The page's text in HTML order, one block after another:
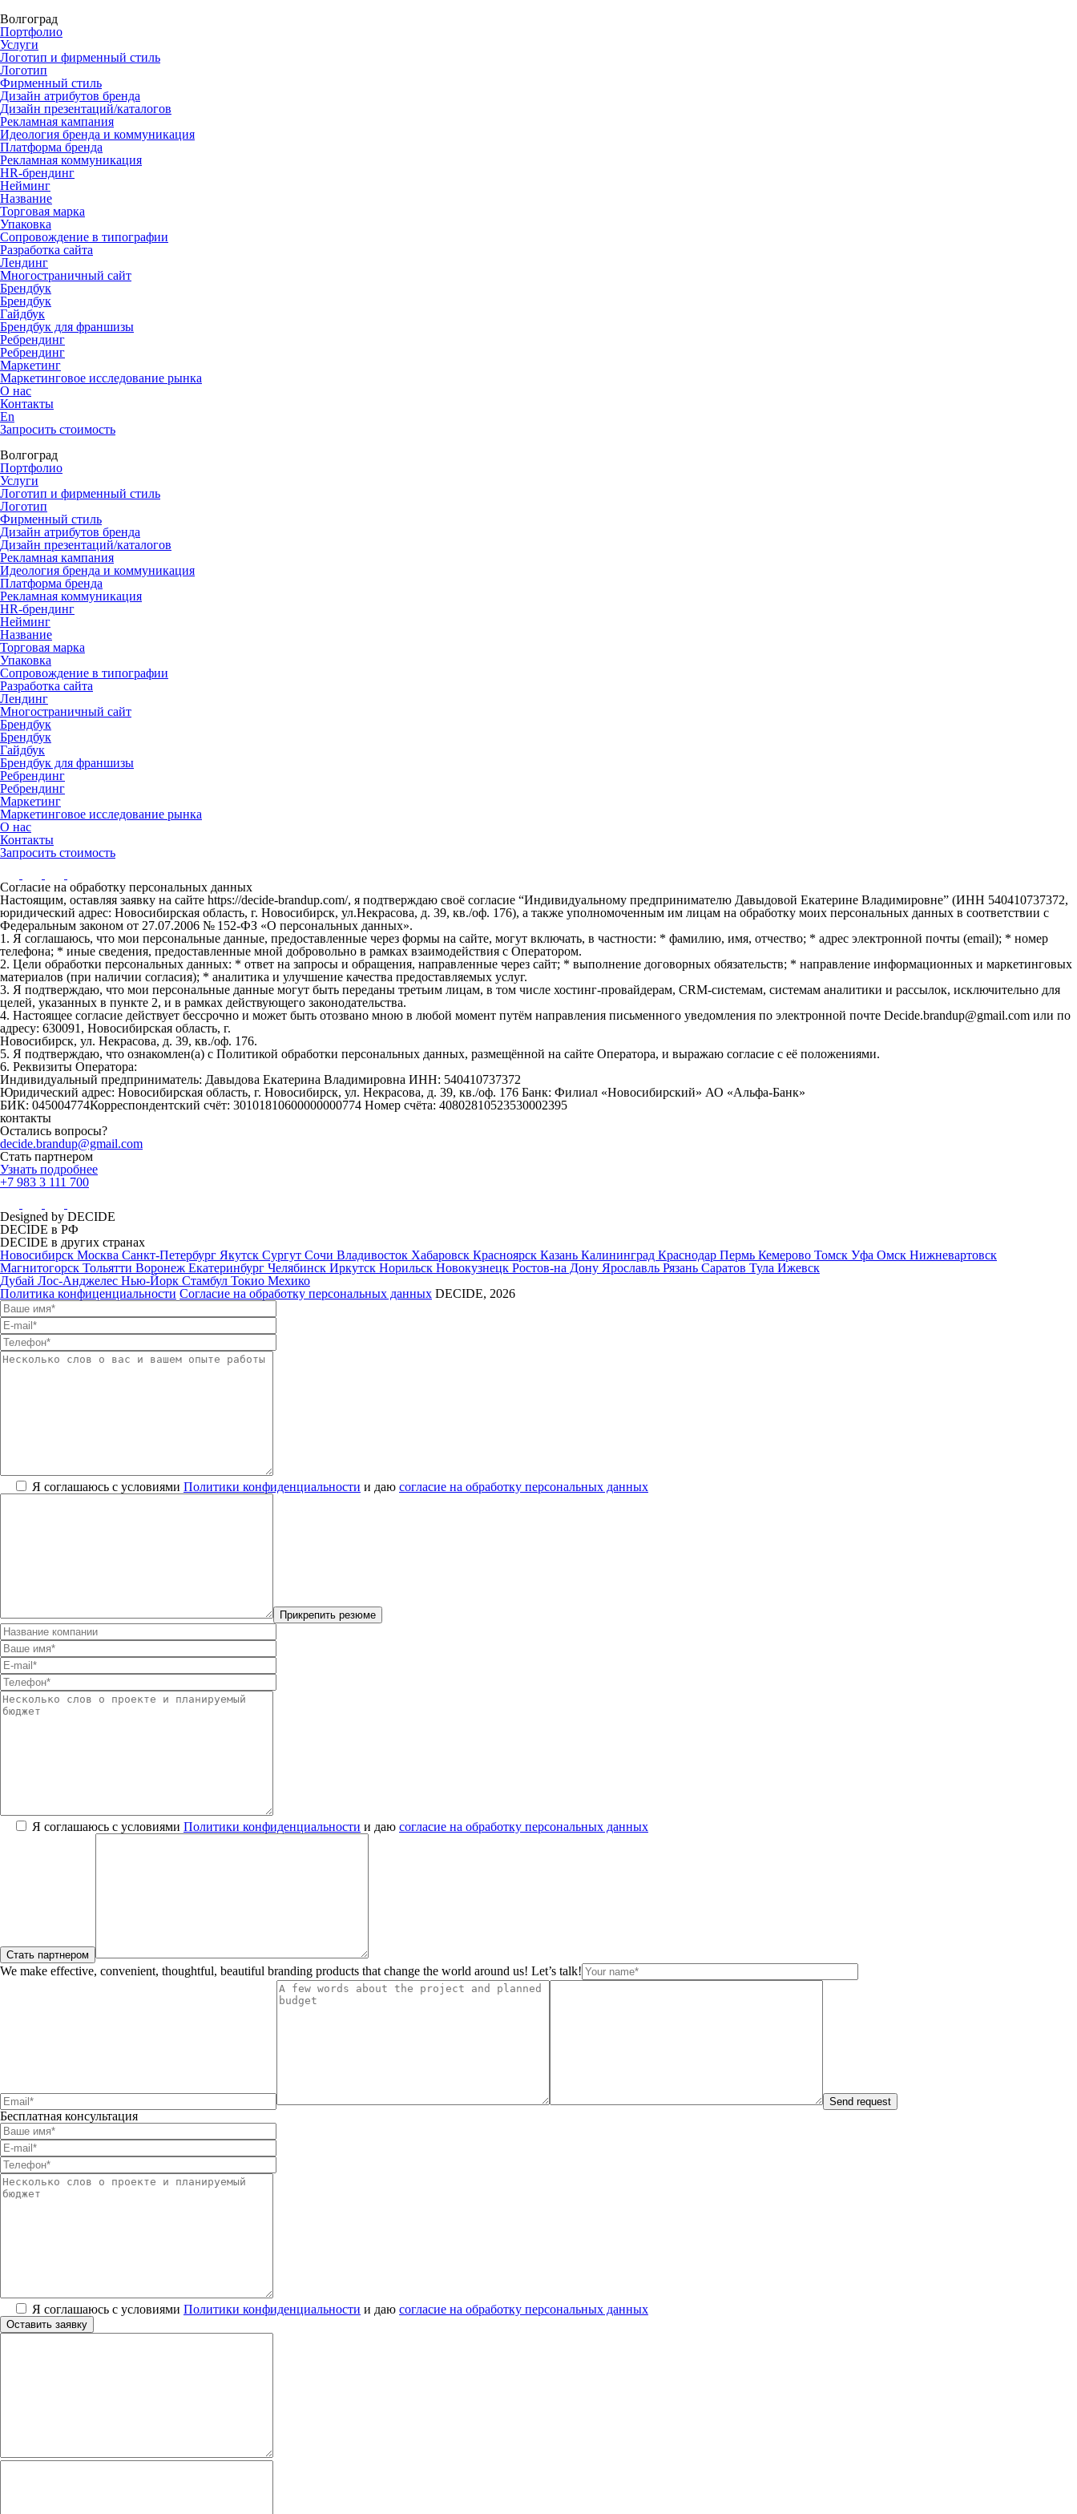
Волгоград
Портфолио
Услуги
Логотип и фирменный стиль
Логотип
Фирменный стиль
Дизайн атрибутов бренда
Дизайн презентаций/каталогов
Рекламная кампания
Идеология бренда и коммуникация
Платформа бренда
Рекламная коммуникация
HR-брендинг
Нейминг
Название
Торговая марка
Упаковка
Сопровождение в типографии
Разработка сайта
Лендинг
Многостраничный сайт
Брендбук
Брендбук
Гайдбук
Брендбук для франшизы
Ребрендинг
Ребрендинг
Маркетинг
Маркетинговое исследование рынка
О нас
Контакты
En
Запросить стоимость
Волгоград
Портфолио
Услуги
Логотип и фирменный стиль
Логотип
Фирменный стиль
Дизайн атрибутов бренда
Дизайн презентаций/каталогов
Рекламная кампания
Идеология бренда и коммуникация
Платформа бренда
Рекламная коммуникация
HR-брендинг
Нейминг
Название
Торговая марка
Упаковка
Сопровождение в типографии
Разработка сайта
Лендинг
Многостраничный сайт
Брендбук
Брендбук
Гайдбук
Брендбук для франшизы
Ребрендинг
Ребрендинг
Маркетинг
Маркетинговое исследование рынка
О нас
Контакты
Запросить стоимость
Согласие на обработку персональных данных
Настоящим, оставляя заявку на сайте https://decide-brandup.com/, я подтверждаю своё согласие “Индивидуальному предпринимателю Давыдовой Екатерине Владимировне” (ИНН 540410737372,
юридический адрес: Новосибирская область, г. Новосибирск, ул.Некрасова, д. 39, кв./оф. 176), а также уполномоченным им лицам на обработку моих персональных данных в соответствии с
Федеральным законом от 27.07.2006 № 152-ФЗ «О персональных данных».
1. Я соглашаюсь, что мои персональные данные, предоставленные через формы на сайте, могут включать, в частности: * фамилию, имя, отчество; * адрес электронной почты (email); * номер
телефона; * иные сведения, предоставленные мной добровольно в рамках взаимодействия с Оператором.
2. Цели обработки персональных данных: * ответ на запросы и обращения, направленные через сайт; * выполнение договорных обязательств; * направление информационных и маркетинговых
материалов (при наличии согласия); * аналитика и улучшение качества предоставляемых услуг.
3. Я подтверждаю, что мои персональные данные могут быть переданы третьим лицам, в том числе хостинг-провайдерам, CRM-системам, системам аналитики и рассылок, исключительно для
целей, указанных в пункте 2, и в рамках действующего законодательства.
4. Настоящее согласие действует бессрочно и может быть отозвано мною в любой момент путём направления письменного уведомления по электронной почте Decide.brandup@gmail.com или по
адресу: 630091, Новосибирская область, г.
Новосибирск, ул. Некрасова, д. 39, кв./оф. 176.
5. Я подтверждаю, что ознакомлен(а) с Политикой обработки персональных данных, размещённой на сайте Оператора, и выражаю согласие с её положениями.
6. Реквизиты Оператора:
Индивидуальный предприниматель: Давыдова Екатерина Владимировна ИНН: 540410737372
Юридический адрес: Новосибирская область, г. Новосибирск, ул. Некрасова, д. 39, кв./оф. 176 Банк: Филиал «Новосибирский» АО «Альфа-Банк»
БИК: 045004774Корреспондентский счёт: 30101810600000000774 Номер счёта: 40802810523530002395
контакты
Остались вопросы?
decide.brandup@gmail.com
Стать партнером
Узнать подробнее
+7 983 3 111 700
Designed by DECIDE
DECIDE в РФ
DECIDE в других странах
Новосибирск Москва Санкт-Петербург Якутск Сургут Сочи Владивосток Хабаровск Красноярск Казань Калининград Краснодар Пермь Кемерово Томск Уфа Омск Нижневартовск
Магнитогорск Тольятти Воронеж Екатеринбург Челябинск Иркутск Норильск Новокузнецк Ростов-на Дону Ярославль Рязань Саратов Тула Ижевск
Дубай Лос-Анджелес Нью-Йорк Стамбул Токио Мехико
Политика конфиценциальности Согласие на обработку персональных данных DECIDE, 2026
Я соглашаюсь с условиями Политики конфиденциальности и даю согласие на обработку персональных данных
Я соглашаюсь с условиями Политики конфиденциальности и даю согласие на обработку персональных данных
We make effective, convenient, thoughtful, beautiful branding products that change the world around us! Let’s talk!
Бесплатная консультация
Я соглашаюсь с условиями Политики конфиденциальности и даю согласие на обработку персональных данных